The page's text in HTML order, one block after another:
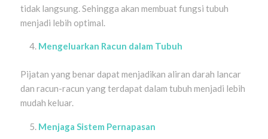
tidak langsung. Sehingga akan membuat fungsi tubuh
menjadi lebih optimal.
Mengeluarkan Racun dalam Tubuh
Pijatan yang benar dapat menjadikan aliran darah lancar
dan racun-racun yang terdapat dalam tubuh menjadi lebih
mudah keluar.
Menjaga Sistem Pernapasan